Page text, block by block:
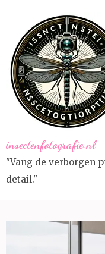
inhoud
(druk
op
Enter)
insectenfotografie.nl
"Vang de verborgen
detail."